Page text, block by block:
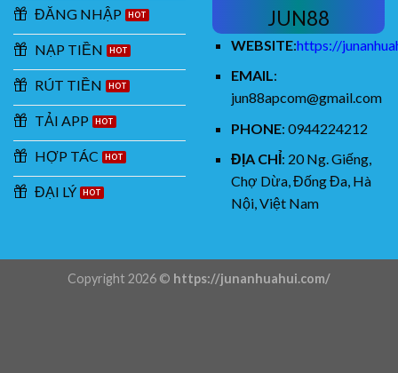
ĐĂNG NHẬP
NẠP TIỀN
RÚT TIỀN
TẢI APP
HỢP TÁC
ĐẠI LÝ
JUN88
WEBSITE:https://
EMAIL:
jun88apcom@gmail.com
PHONE: 0944224212
ĐỊA CHỈ: 20 Ng. Giếng,
Chợ Dừa, Đống Đa, Hà
Nội, Việt Nam
Copyright 2026 © https://junanhuahui.com/